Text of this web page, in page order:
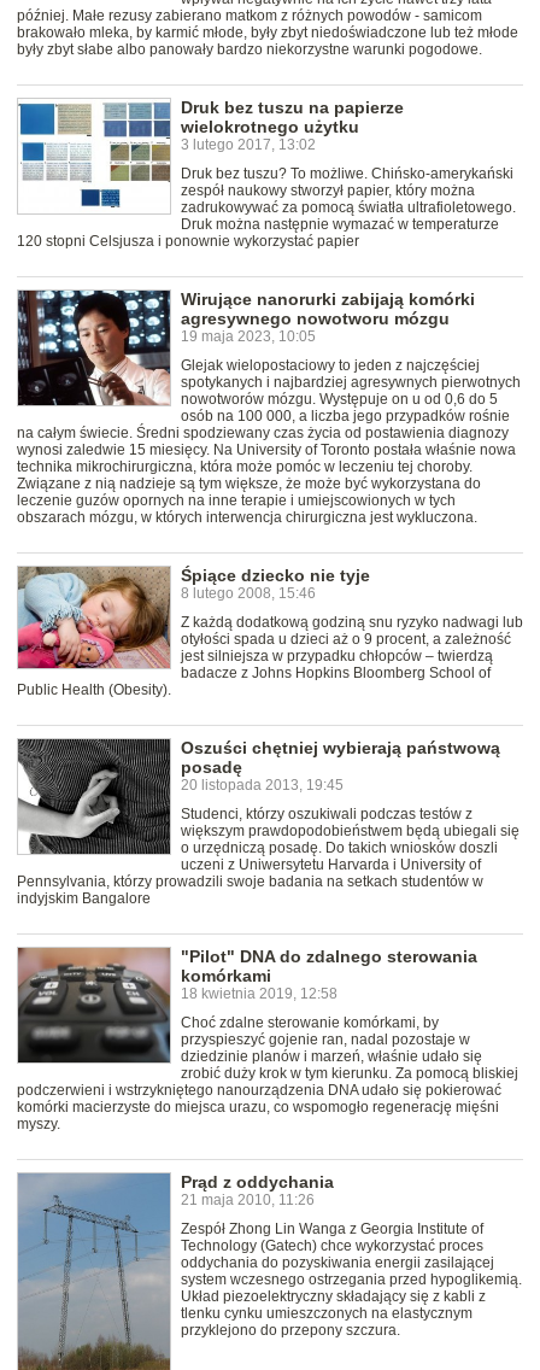
później. Małe rezusy zabierano matkom z różnych powodów - samicom
brakowało mleka, by karmić młode, były zbyt niedoświadczone lub też młode
były zbyt słabe albo panowały bardzo niekorzystne warunki pogodowe.
Druk bez tuszu na papierze
wielokrotnego użytku
3 lutego 2017, 13:02
Druk bez tuszu? To możliwe. Chińsko-amerykański
zespół naukowy stworzył papier, który można
zadrukowywać za pomocą światła ultrafioletowego.
Druk można następnie wymazać w temperaturze
120 stopni Celsjusza i ponownie wykorzystać papier
Wirujące nanorurki zabijają komórki
agresywnego nowotworu mózgu
19 maja 2023, 10:05
Glejak wielopostaciowy to jeden z najczęściej
spotykanych i najbardziej agresywnych pierwotnych
nowotworów mózgu. Występuje on u od 0,6 do 5
osób na 100 000, a liczba jego przypadków rośnie
na całym świecie. Średni spodziewany czas życia od postawienia diagnozy
wynosi zaledwie 15 miesięcy. Na University of Toronto postała właśnie nowa
technika mikrochirurgiczna, która może pomóc w leczeniu tej choroby.
Związane z nią nadzieje są tym większe, że może być wykorzystana do
leczenie guzów opornych na inne terapie i umiejscowionych w tych
obszarach mózgu, w których interwencja chirurgiczna jest wykluczona.
Śpiące dziecko nie tyje
8 lutego 2008, 15:46
Z każdą dodatkową godziną snu ryzyko nadwagi lub
otyłości spada u dzieci aż o 9 procent, a zależność
jest silniejsza w przypadku chłopców – twierdzą
badacze z Johns Hopkins Bloomberg School of
Public Health (Obesity).
Oszuści chętniej wybierają państwową
posadę
20 listopada 2013, 19:45
Studenci, którzy oszukiwali podczas testów z
większym prawdopodobieństwem będą ubiegali się
o urzędniczą posadę. Do takich wniosków doszli
uczeni z Uniwersytetu Harvarda i University of
Pennsylvania, którzy prowadzili swoje badania na setkach studentów w
indyjskim Bangalore
"Pilot" DNA do zdalnego sterowania
komórkami
18 kwietnia 2019, 12:58
Choć zdalne sterowanie komórkami, by
przyspieszyć gojenie ran, nadal pozostaje w
dziedzinie planów i marzeń, właśnie udało się
zrobić duży krok w tym kierunku. Za pomocą bliskiej
podczerwieni i wstrzykniętego nanourządzenia DNA udało się pokierować
komórki macierzyste do miejsca urazu, co wspomogło regenerację mięśni
myszy.
Prąd z oddychania
21 maja 2010, 11:26
Zespół Zhong Lin Wanga z Georgia Institute of
Technology (Gatech) chce wykorzystać proces
oddychania do pozyskiwania energii zasilającej
system wczesnego ostrzegania przed hypoglikemią.
Układ piezoelektryczny składający się z kabli z
tlenku cynku umieszczonych na elastycznym
przyklejono do przepony szczura.